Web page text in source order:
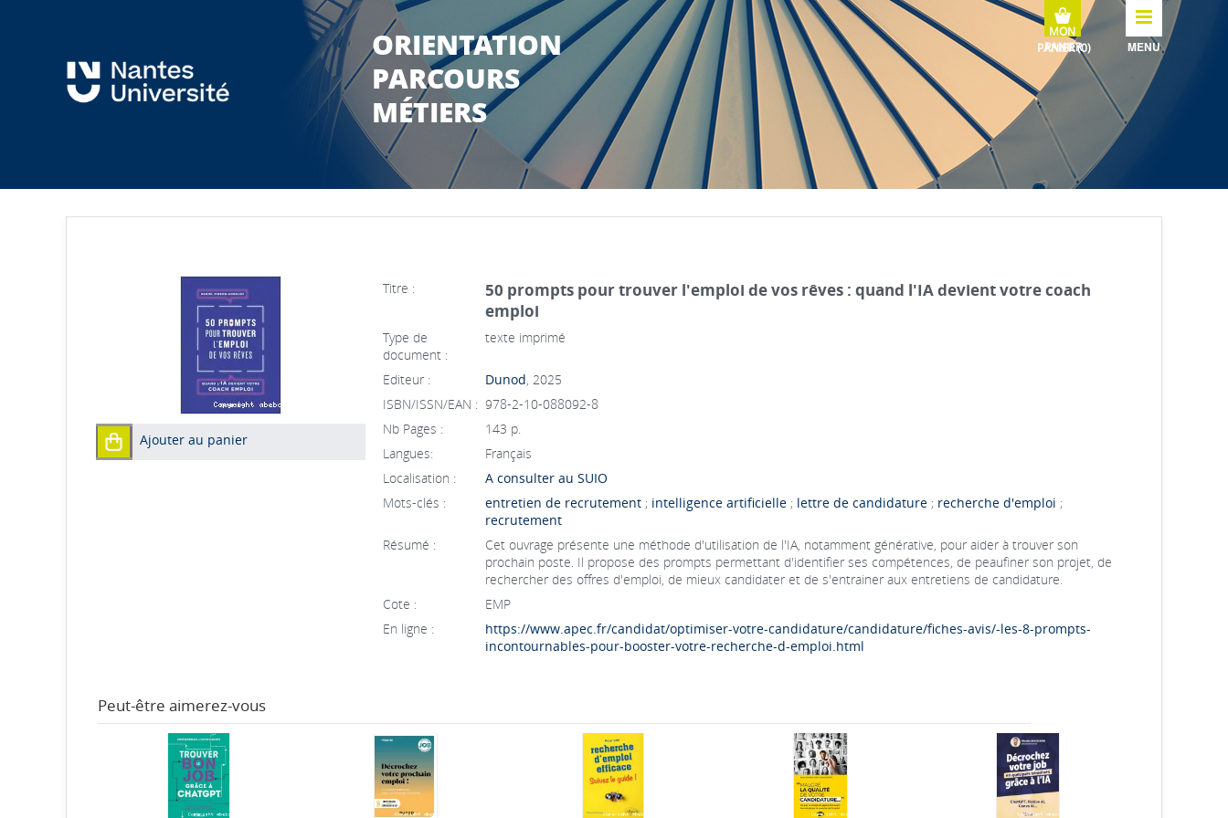
MENU
ORIENTATION
PARCOURS
MÉTIERS
Ajouter au panier
Titre :
50 prompts pour trouver l'emploi de vos rêves : quand l'IA devient votre coach
emploi
Type de
document :
texte imprimé
Editeur : Dunod, 2025
ISBN/ISSN/EAN : 978-2-10-088092-8
Nb Pages :
143 p.
Langues:
Français
Localisation :
A consulter au SUIO
Mots-clés :
entretien de recrutement; intelligence artificielle; lettre de candidature; recherche d'emploi ;
recrutement
Résumé :
Cet ouvrage présente une méthode d'utilisation de l'IA, notamment générative, pour aider à trouver son
prochain poste. Il propose des prompts permettant d'identifier ses compétences, de peaufiner son projet, de
rechercher des offres d'emploi, de mieux candidater et de s'entrainer aux entretiens de candidature.
Cote :
EMP
En ligne :
https://www.apec.fr/candidat/optimiser-votre-candidature/candidature/fiches-avis/-les-8-prompts-
incontournables-pour-booster-votre-recherche-d-emploi.html
Peut-être aimerez-vous